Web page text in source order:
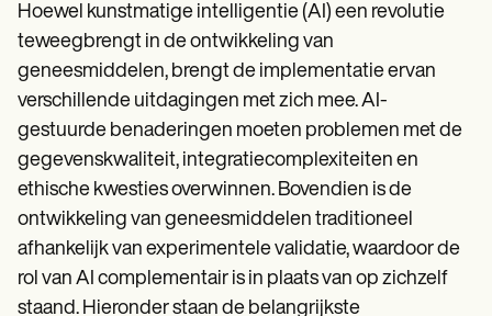
Hoewel kunstmatige intelligentie (AI) een revolutie
teweegbrengt in de ontwikkeling van
geneesmiddelen, brengt de implementatie ervan
verschillende uitdagingen met zich mee. AI-
gestuurde benaderingen moeten problemen met de
gegevenskwaliteit, integratiecomplexiteiten en
ethische kwesties overwinnen. Bovendien is de
ontwikkeling van geneesmiddelen traditioneel
afhankelijk van experimentele validatie, waardoor de
rol van AI complementair is in plaats van op zichzelf
staand. Hieronder staan de belangrijkste